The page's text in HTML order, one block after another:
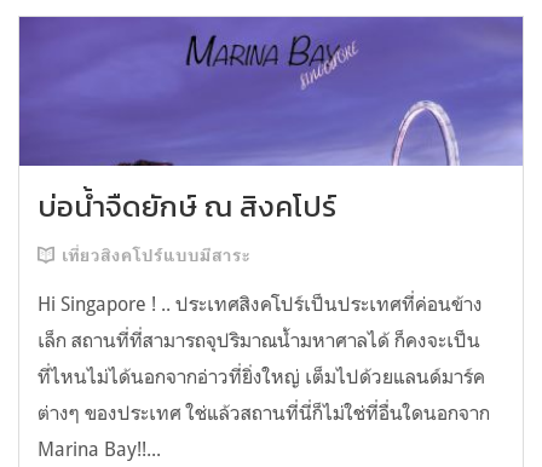
บ่อน้ำจืดยักษ์ ณ สิงคโปร์
เที่ยวสิงคโปร์แบบมีสาระ
Hi Singapore ! .. ประเทศสิงคโปร์เป็นประเทศที่ค่อนข้าง
เล็ก สถานที่ที่สามารถจุปริมาณน้ำมหาศาลได้ ก็คงจะเป็น
ที่ไหนไม่ได้นอกจากอ่าวที่ยิ่งใหญ่ เต็มไปด้วยแลนด์มาร์ค
ต่างๆ ของประเทศ ใช่แล้วสถานที่นี่ก็ไม่ใช่ที่อื่นใดนอกจาก
Marina Bay!!...